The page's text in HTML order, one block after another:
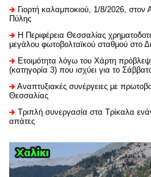
Γιορτή καλαμποκιού, 1/8/2026,
Πύλης
H Περιφέρεια Θεσσαλίας
μεγάλου φωτοβολταϊκού σταθμού στο
Ετοιμότητα λόγω του Χάρτη
(κατηγορία 3) που ισχύει για το
Αναπτυξιακές συνέργειες με
Θεσσαλίας
Τριπλή συνεργασία στα Τρίκαλα
απάτες